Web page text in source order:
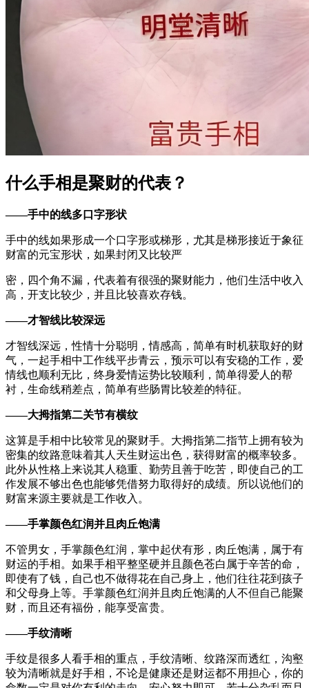
什么手相是聚财的代表？
——手中的线多口字形状
手中的线如果形成一个口字形或梯形，尤其是梯形接近于象征
财富的元宝形状，如果封闭又比较严
密，四个角不漏，代表着有很强的聚财能力，他们生活中收入
高，开支比较少，并且比较喜欢存钱。
——才智线比较深远
才智线深远，性情十分聪明，情感高，简单有时机获取好的财
气，一起手相中工作线平步青云，预示可以有安稳的工作，爱
情线也顺利无比，终身爱情运势比较顺利，简单得爱人的帮
衬，生命线稍差点，简单有些肠胃比较差的特征。
——大拇指第二关节有横纹
这算是手相中比较常见的聚财手。大拇指第二指节上拥有较为
密集的纹路意味着其人天生财运出色，获得财富的概率较多。
此外从性格上来说其人稳重、勤劳且善于吃苦，即使自己的工
作发展不够出色也能够凭借努力取得好的成绩。所以说他们的
财富来源主要就是工作收入。
——手掌颜色红润并且肉丘饱满
不管男女，手掌颜色红润，掌中起伏有形，肉丘饱满，属于有
财运的手相。如果手相平整坚硬并且颜色苍白属于辛苦的命，
即使有了钱，自己也不做得花在自己身上，他们往往花到孩子
和父母身上等。手掌颜色红润并且肉丘饱满的人不但自己能聚
财，而且还有福份，能享受富贵。
——手纹清晰
手纹是很多人看手相的重点，手纹清晰、纹路深而透红，沟壑
较为清晰就是好手相，不论是健康还是财运都不用担心，你的